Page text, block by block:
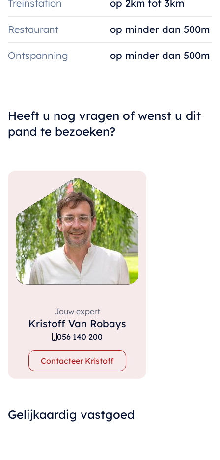
Treinstation op 2km tot 3km
Restaurant op minder dan 500m
Ontspanning op minder dan 500m
Heeft u nog vragen of wenst u dit
pand te bezoeken?
Jouw expert
Kristoff Van Robays
056 140 200
Contacteer Kristoff
Gelijkaardig vastgoed